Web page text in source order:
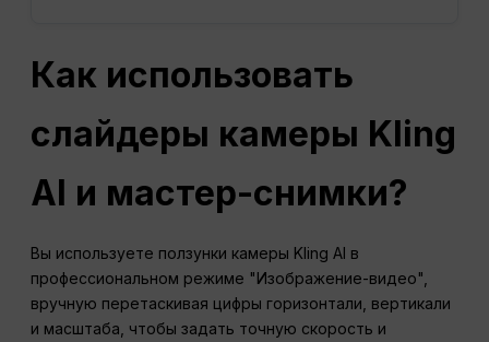
Как использовать
слайдеры камеры Kling
AI и мастер-снимки?
Вы используете ползунки камеры Kling AI в
профессиональном режиме "Изображение-видео",
вручную перетаскивая цифры горизонтали, вертикали
и масштаба, чтобы задать точную скорость и